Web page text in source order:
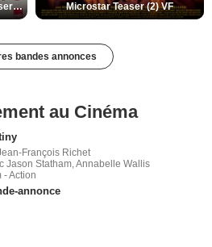
De la Comédie-Française Teaser (3) VF Microstar Teaser (2) VF
bandes annonces
au Cinéma
François Richet
Jason Statham, Annabelle Wallis
- Action
annonce